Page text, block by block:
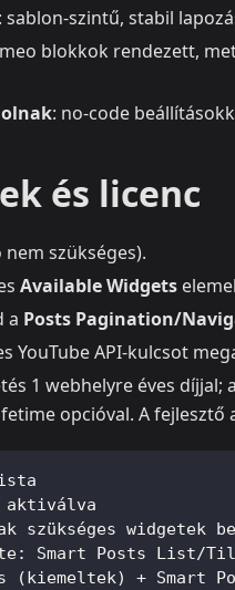
: sablon‑szintű, stabil
blokkok rendezett,
: no‑code
és licenc
szükséges).
Available Widgets
a Posts Pagination/
YouTube API‑kulcsot
1 webhelyre éves
opcióval. A fejlesztő
aktiválva
widgetek
Smart Posts List/
(kiemeltek) +